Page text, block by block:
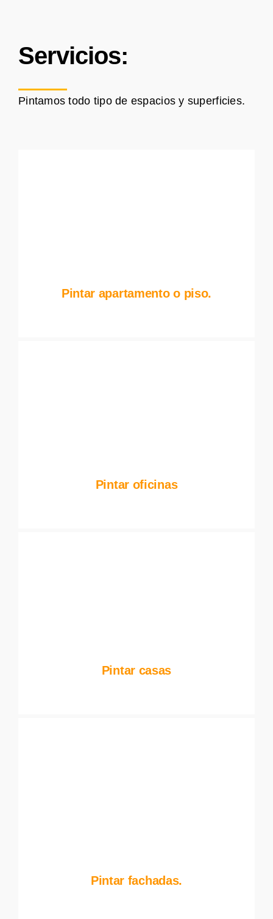
Servicios:
Pintamos todo tipo de espacios y superficies.
Pintar apartamento o piso.
Pintar oficinas
Pintar casas
Pintar fachadas.